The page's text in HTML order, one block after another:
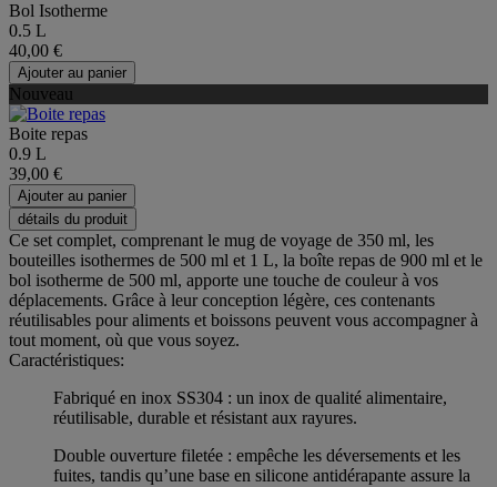
Bol Isotherme
0.5 L
40,00 €
Ajouter au panier
Nouveau
Boite repas
0.9 L
39,00 €
Ajouter au panier
détails du produit
Ce set complet, comprenant le mug de voyage de 350 ml, les
bouteilles isothermes de 500 ml et 1 L, la boîte repas de 900 ml et le
bol isotherme de 500 ml, apporte une touche de couleur à vos
déplacements. Grâce à leur conception légère, ces contenants
réutilisables pour aliments et boissons peuvent vous accompagner à
tout moment, où que vous soyez.
Caractéristiques:
Fabriqué en inox SS304 : un inox de qualité alimentaire,
réutilisable, durable et résistant aux rayures.
Double ouverture filetée : empêche les déversements et les
fuites, tandis qu’une base en silicone antidérapante assure la